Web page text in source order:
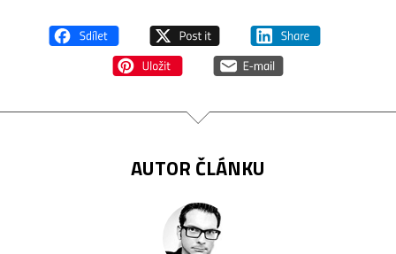
AUTOR ČLÁNKU